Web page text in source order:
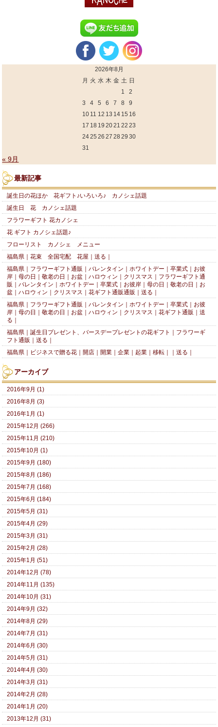
2026年8月
月 火 水 木 金 土 日
1
2
3
4 5 6 7 8
9
10 11 12 13 14 15 16
17 18 19 2021 22 23
2425 26 27 28 29 30
31
« 9月
最新記事
誕生日の花ほか 花ギフト♪いろいろ♪ カノシェ話題
誕生日 花 カノシェ話題
フラワーギフト 花カノシェ
花 ギフト カノシェ話題♪
フローリスト カノシェ メニュー
福島県｜花束 全国宅配 花屋｜送る｜
福島県｜フラワーギフト通販｜バレンタイン｜ホワイトデー｜卒業式｜お彼
岸｜母の日｜敬老の日｜お盆｜ハロウィン｜クリスマス｜フラワーギフト通
販｜バレンタイン｜ホワイトデー｜卒業式｜お彼岸｜母の日｜敬老の日｜お
盆｜ハロウィン｜クリスマス｜花ギフト通販通販｜送る｜
福島県｜フラワーギフト通販｜バレンタイン｜ホワイトデー｜卒業式｜お彼
岸｜母の日｜敬老の日｜お盆｜ハロウィン｜クリスマス｜花ギフト通販｜送
る｜
福島県｜誕生日プレゼント、バースデープレゼントの花ギフト｜フラワーギ
フト通販｜送る｜
福島県｜ビジネスで贈る花｜開店｜開業｜企業｜起業｜移転｜｜送る｜
アーカイブ
2016年9月 (1)
2016年8月 (3)
2016年1月 (1)
2015年12月 (266)
2015年11月 (210)
2015年10月 (1)
2015年9月 (180)
2015年8月 (186)
2015年7月 (168)
2015年6月 (184)
2015年5月 (31)
2015年4月 (29)
2015年3月 (31)
2015年2月 (28)
2015年1月 (51)
2014年12月 (78)
2014年11月 (135)
2014年10月 (31)
2014年9月 (32)
2014年8月 (29)
2014年7月 (31)
2014年6月 (30)
2014年5月 (31)
2014年4月 (30)
2014年3月 (31)
2014年2月 (28)
2014年1月 (20)
2013年12月 (31)